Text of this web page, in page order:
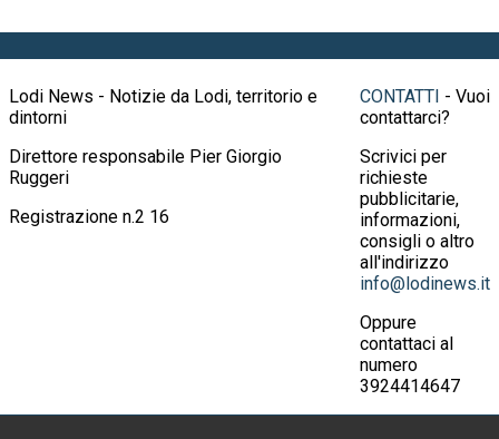
Lodi News - Notizie da Lodi, territorio e
dintorni
Direttore responsabile Pier Giorgio
Ruggeri
Registrazione n.2 16
CONTATTI - Vuoi
contattarci?
Scrivici per
richieste
pubblicitarie,
informazioni,
consigli o altro
all'indirizzo
info@lodinews.it
Oppure
contattaci al
numero
3924414647